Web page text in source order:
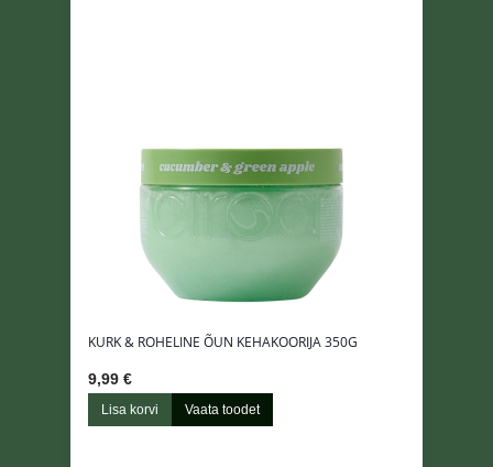
KURK & ROHELINE ÕUN KEHAKOORIJA 350G
9,99 €
Lisa korvi Vaata toodet